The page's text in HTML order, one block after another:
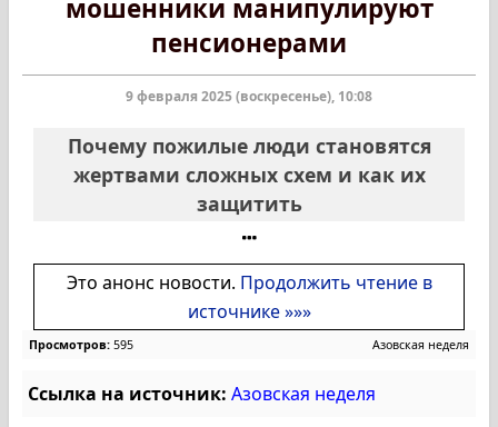
мошенники манипулируют
пенсионерами
9 февраля 2025 (воскресенье), 10:08
Почему пожилые люди становятся
жертвами сложных схем и как их
защитить
Это анонс новости. Продолжить чтение в
источнике »»»
Просмотров: 595 Азовская неделя
Ссылка на источник: Азовская неделя